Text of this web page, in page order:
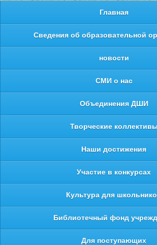
Главная
Сведения об образовательной
новости
СМИ о нас
Объединения ДШИ
Творческие коллективы
Наши достижения
Участие в конкурсах
Культура для
Библиотечный фонд
Для поступающих